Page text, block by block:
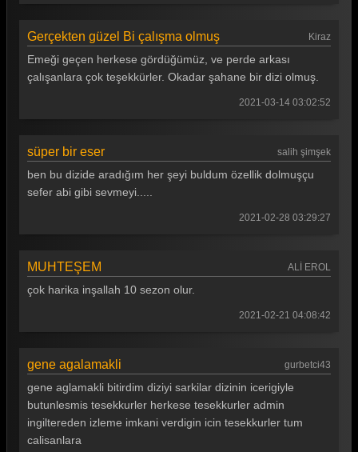
Gerçekten güzel Bi çalışma olmuş Kiraz
Emeği geçen herkese gördüğümüz, ve perde arkası
çalışanlara çok teşekkürler. Okadar şahane bir dizi olmuş.
2021-03-14 03:02:52
süper bir eser salih şimşek
ben bu dizide aradığım her şeyi buldum özellik dolmuşçu
sefer abi gibi sevmeyi.....
2021-02-28 03:29:27
MUHTEŞEM ALİ EROL
çok harika inşallah 10 sezon olur.
2021-02-21 04:08:42
gene agalamakli gurbetci43
gene aglamakli bitirdim diziyi sarkilar dizinin icerigiyle
butunlesmis tesekkurler herkese tesekkurler admin
ingiltereden izleme imkani verdigin icin tesekkurler tum
calisanlara